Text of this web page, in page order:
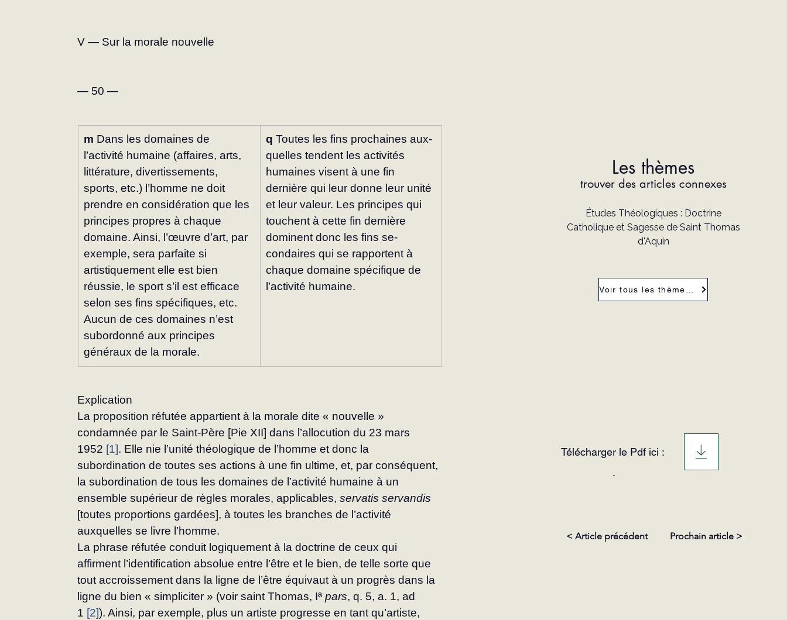
V — Sur la morale nouvelle
— 50 —
m Dans les domaines de
l’activité humaine (affaires, arts,
littérature, divertissements,
sports, etc.) l’homme ne doit
prendre en considération que les
principes propres à chaque
domaine. Ainsi, l’œuvre d’art, par
exemple, sera parfaite si
artistiquement elle est bien
réussie, le sport s’il est efficace
selon ses fins spécifiques, etc.
Aucun de ces domaines n’est
subordonné aux principes
généraux de la morale.
q Toutes les fins prochaines aux­
quelles tendent les activités
humaines visent à une fin
dernière qui leur donne leur unité
et leur valeur. Les principes qui
touchent à cette fin dernière
dominent donc les fins se­
condaires qui se rapportent à
chaque domaine spécifique de
l’activité hu­maine.
Explication
La proposition réfutée appartient à la morale dite « nouvelle »
condamnée par le Saint-Père [Pie XII] dans l’allocution du 23 mars
1952 [1]. Elle nie l’unité théologique de l’homme et donc la
subordination de toutes ses actions à une fin ultime, et, par conséquent,
la subordination de tous les domaines de l’activité humaine à un
ensemble supérieur de règles morales, applicables, servatis ser­vandis
[toutes proportions gardées], à toutes les branches de l’activité
auxquelles se livre l’homme.
La phrase réfutée conduit logiquement à la doctrine de ceux qui
affirment l’identification absolue entre l’être et le bien, de telle sorte que
tout accroissement dans la ligne de l’être équivaut à un progrès dans la
ligne du bien « simpliciter » (voir saint Thomas, Iª pars, q. 5, a. 1, ad
1 [2]). Ainsi, par exemple, plus un artiste progresse en tant qu’artiste,
Les thèmes
trouver des articles connexes
Études Théologiques : Doctrine
Catholique et Sagesse de Saint Thomas
d'Aquin
Télécharger le Pdf ici :
.
< Article précédent Prochain article >